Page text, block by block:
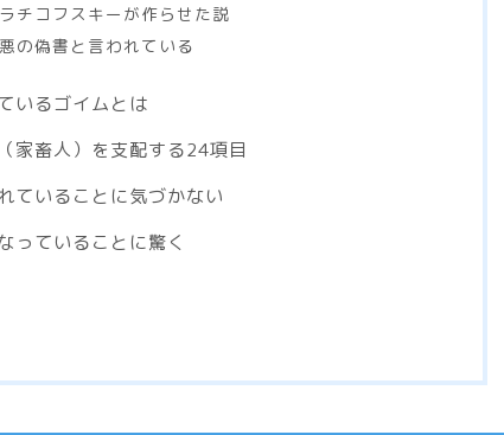
チコフスキーが作らせた説
の偽書と言われている
いるゴイムとは
家畜人）を支配する24項目
ていることに気づかない
っていることに驚く